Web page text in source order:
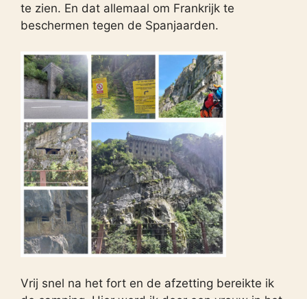
te zien. En dat allemaal om Frankrijk te
beschermen tegen de Spanjaarden.
Vrij snel na het fort en de afzetting bereikte ik